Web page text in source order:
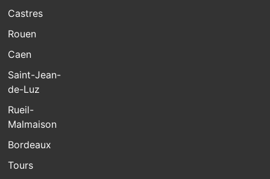
Castres
Rouen
Caen
Saint-Jean-
de-Luz
Rueil-
Malmaison
Bordeaux
Tours